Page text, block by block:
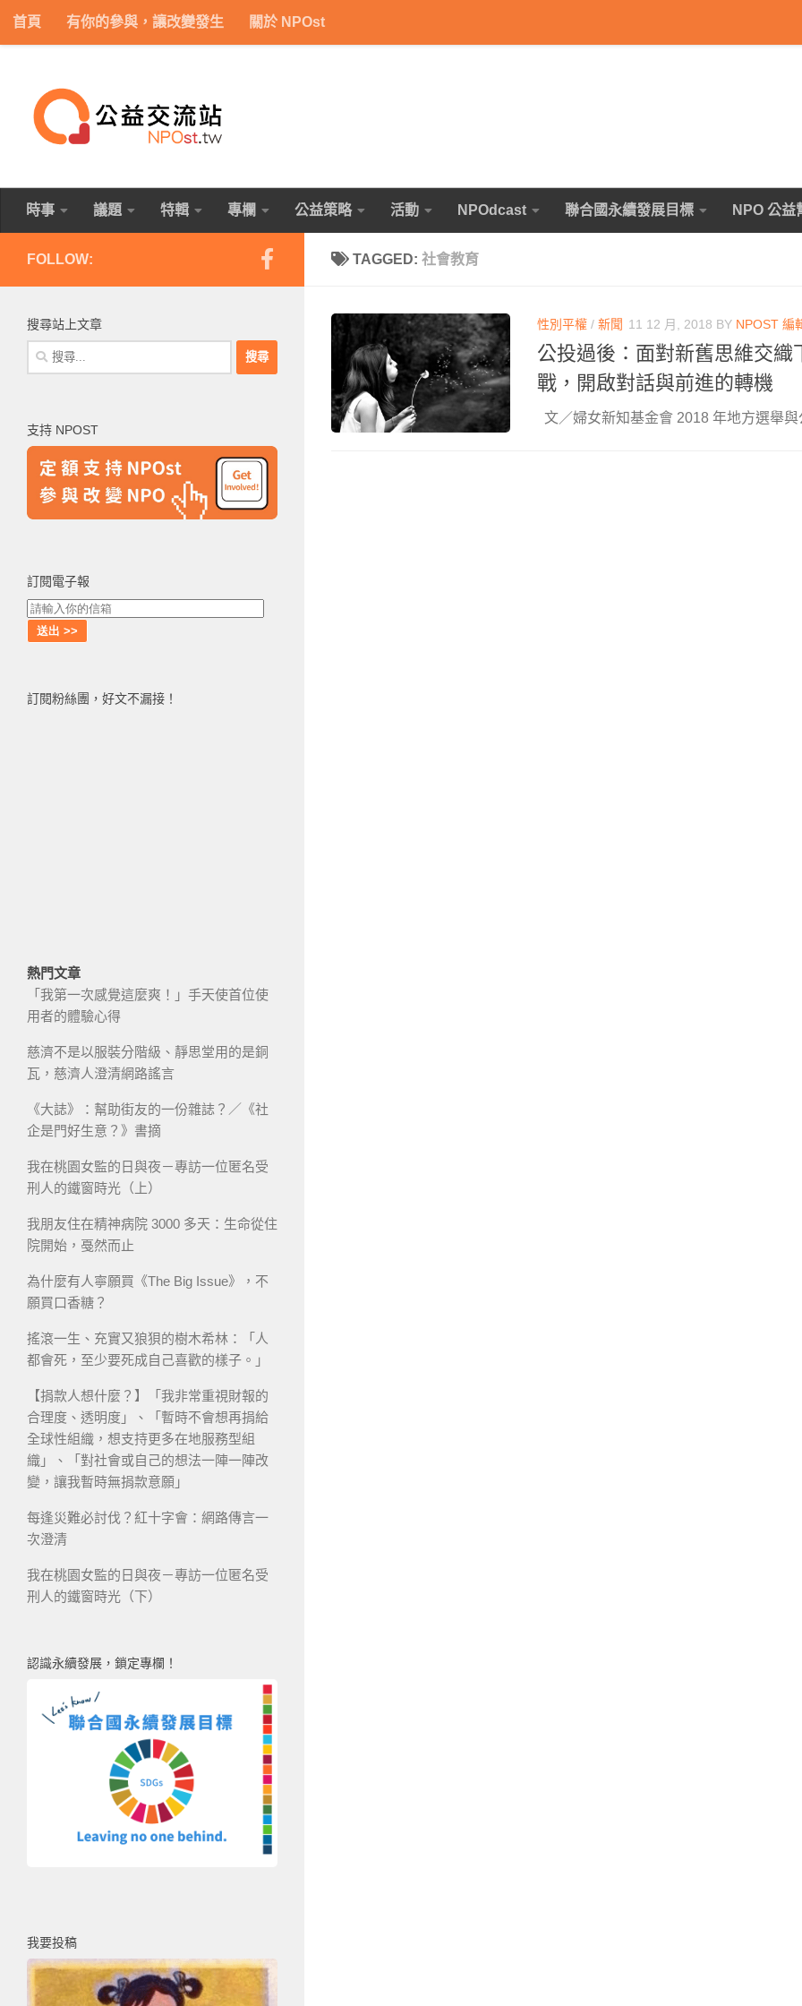
Skip to content
首頁 有你的參與，讓改變發生 關於 NPOst
時事 議題 特輯 專欄 公益策略 活動 NPOdcast 聯合國永續發展目標 NPO 公益
TAGGED: 社會教育
性別平權 / 新聞 11 12 月, 2018 BY NPOST 編
公投過後：面對新舊思維交織
戰，開啟對話與前進的轉機
文／婦女新知基金會 2018 年地方選舉與
FOLLOW:
搜尋站上文章
搜
尋
字:
支持 NPOST
訂閱電子報
訂閱粉絲團，好文不漏接！
熱門文章
「我第一次感覺這麼爽！」手天使首位使
用者的體驗心得
慈濟不是以服裝分階級、靜思堂用的是銅
瓦，慈濟人澄清網路謠言
《大誌》：幫助街友的一份雜誌？／《社
企是門好生意？》書摘
我在桃園女監的日與夜－專訪一位匿名受
刑人的鐵窗時光（上）
我朋友住在精神病院 3000 多天：生命從住
院開始，戞然而止
為什麼有人寧願買《The Big Issue》，不
願買口香糖？
搖滾一生、充實又狼狽的樹木希林：「人
都會死，至少要死成自己喜歡的樣子。」
【捐款人想什麼？】「我非常重視財報的
合理度、透明度」、「暫時不會想再捐給
全球性組織，想支持更多在地服務型組
織」、「對社會或自己的想法一陣一陣改
變，讓我暫時無捐款意願」
每逢災難必討伐？紅十字會：網路傳言一
次澄清
我在桃園女監的日與夜－專訪一位匿名受
刑人的鐵窗時光（下）
認識永續發展，鎖定專欄！
我要投稿